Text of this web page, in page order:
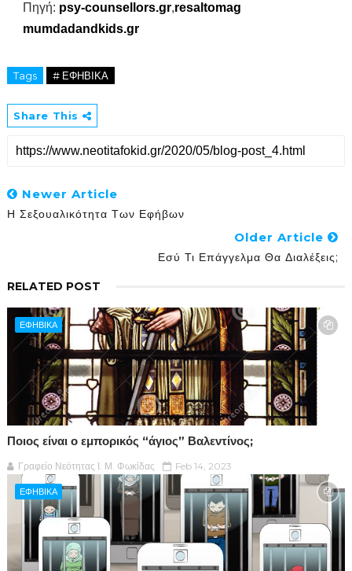
Πηγή: psy-counsellors.gr,resaltomag
mumdadandkids.gr
Tags # ΕΦΗΒΙΚΑ
Share This
Newer Article
Η Σεξουαλικότητα Των Εφήβων
Older Article
Εσύ Τι Επάγγελμα Θα Διαλέξεις;
RELATED POST
ΕΦΗΒΙΚΑ
Ποιος είναι ο εμπορικός “άγιος” Βαλεντίνος;
Γραφείο Νεότητας Ι. Μ. Φωκίδας Feb 14, 2023
ΕΦΗΒΙΚΑ